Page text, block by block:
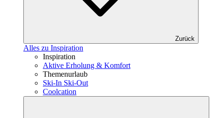
Zurück
Alles zu Inspiration
Inspiration
Aktive Erholung & Komfort
Themenurlaub
Ski-In Ski-Out
Coolcation